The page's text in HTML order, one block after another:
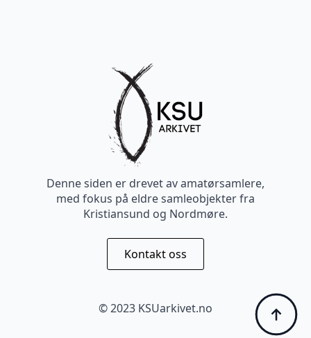
Denne siden er drevet av amatørsamlere,
med fokus på eldre samleobjekter fra
Kristiansund og Nordmøre.
Kontakt oss
© 2023 KSUarkivet.no